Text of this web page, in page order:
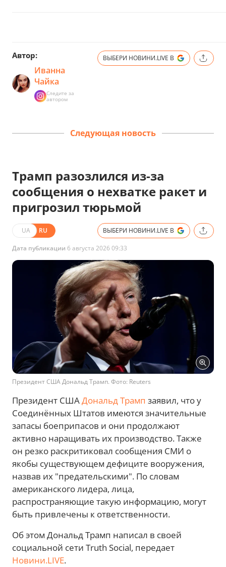
Автор:
Иванна
Чайка
Следите за
автором
ВЫБЕРИ НОВИНИ.LIVE В
Следующая новость
Трамп разозлился из-за
сообщения о нехватке ракет и
пригрозил тюрьмой
UA RU ВЫБЕРИ НОВИНИ.LIVE В
Дата публикации 6 августа 2026 09:33
Президент США Дональд Трамп. Фото: Reuters
Президент СШАДональд Трамп заявил, что у
Соединённых Штатов имеются значительные
запасы боеприпасов и они продолжают
активно наращивать их производство. Также
он резко раскритиковал сообщения СМИ о
якобы существующем дефиците вооружения,
назвав их "предательскими". По словам
американского лидера, лица,
распространяющие такую информацию, могут
быть привлечены к ответственности.
Об этом Дональд Трамп написал в своей
социальной сети Truth Social, передает
Новини.LIVE.